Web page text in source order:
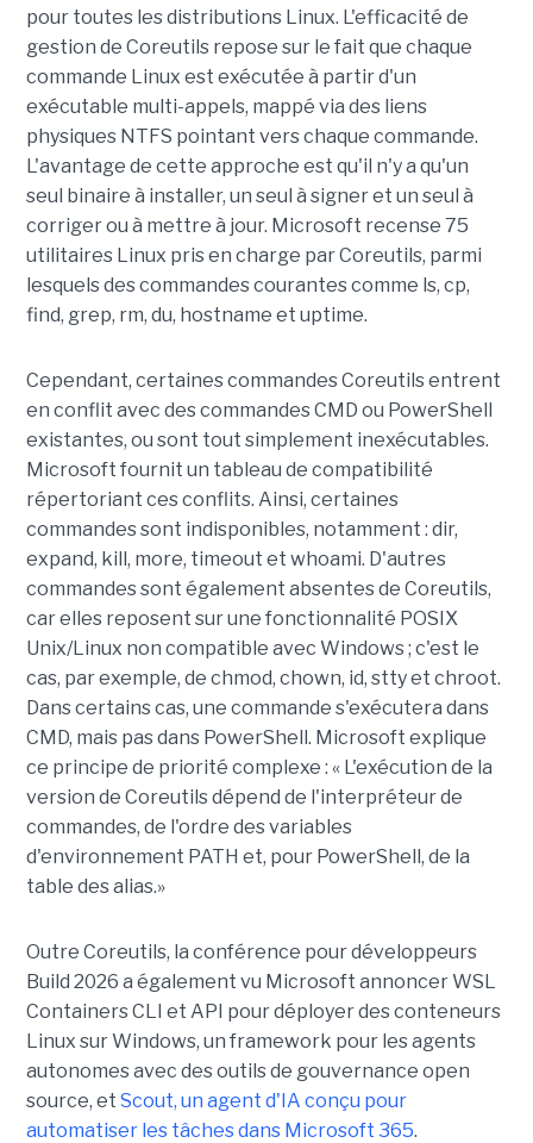
pour toutes les distributions Linux. L'efficacité de
gestion de Coreutils repose sur le fait que chaque
commande Linux est exécutée à partir d'un
exécutable multi-appels, mappé via des liens
physiques NTFS pointant vers chaque commande.
L'avantage de cette approche est qu'il n'y a qu'un
seul binaire à installer, un seul à signer et un seul à
corriger ou à mettre à jour. Microsoft recense 75
utilitaires Linux pris en charge par Coreutils, parmi
lesquels des commandes courantes comme ls, cp,
find, grep, rm, du, hostname et uptime.
Cependant, certaines commandes Coreutils entrent
en conflit avec des commandes CMD ou PowerShell
existantes, ou sont tout simplement inexécutables.
Microsoft fournit un tableau de compatibilité
répertoriant ces conflits. Ainsi, certaines
commandes sont indisponibles, notamment : dir,
expand, kill, more, timeout et whoami. D'autres
commandes sont également absentes de Coreutils,
car elles reposent sur une fonctionnalité POSIX
Unix/Linux non compatible avec Windows ; c'est le
cas, par exemple, de chmod, chown, id, stty et chroot.
Dans certains cas, une commande s'exécutera dans
CMD, mais pas dans PowerShell. Microsoft explique
ce principe de priorité complexe : « L'exécution de la
version de Coreutils dépend de l'interpréteur de
commandes, de l'ordre des variables
d'environnement PATH et, pour PowerShell, de la
table des alias.»
Outre Coreutils, la conférence pour développeurs
Build 2026 a également vu Microsoft annoncer WSL
Containers CLI et API pour déployer des conteneurs
Linux sur Windows, un framework pour les agents
autonomes avec des outils de gouvernance open
source, et Scout, un agent d'IA conçu pour
automatiser les tâches dans Microsoft 365.